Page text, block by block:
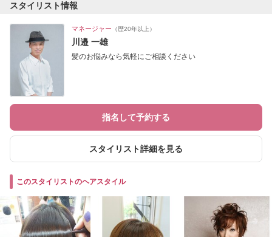
スタイリスト情報
マネージャー （歴20年以上）
川邉 一雄
髪のお悩みなら気軽にご相談ください
指名して予約する
スタイリスト詳細を見る
このスタイリストのヘアスタイル